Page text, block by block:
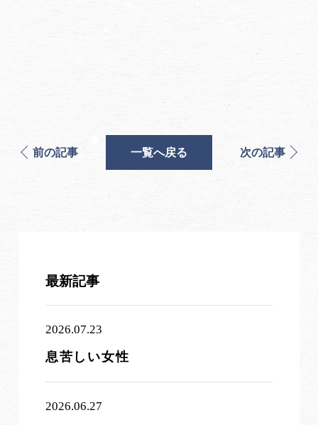
前の記事 一覧へ戻る 次の記事
最新記事
2026.07.23
息苦しい女性
2026.06.27